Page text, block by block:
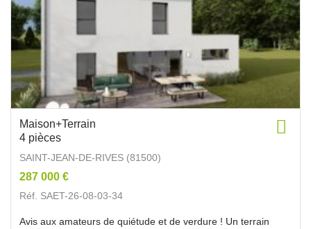
Maison+Terrain
4 pièces
SAINT-JEAN-DE-RIVES (81500)
287 000 €
Réf. SAET-26-08-03-34
Avis aux amateurs de quiétude et de verdure ! Un terrain